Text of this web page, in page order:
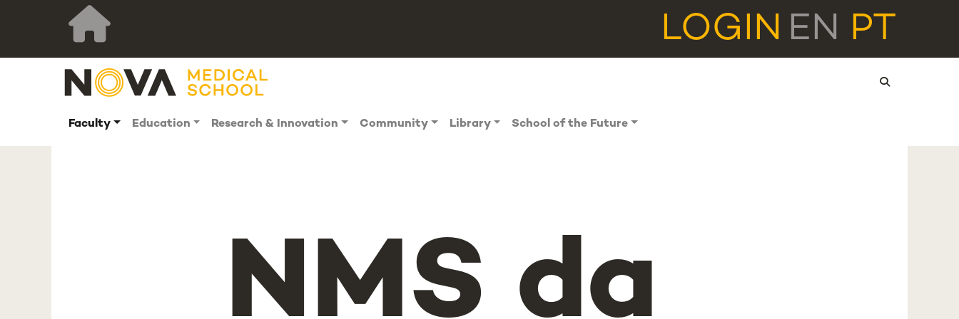
LOGIN EN PT
Faculty Education Research & Innovation Community Library School of the Future
NMS da